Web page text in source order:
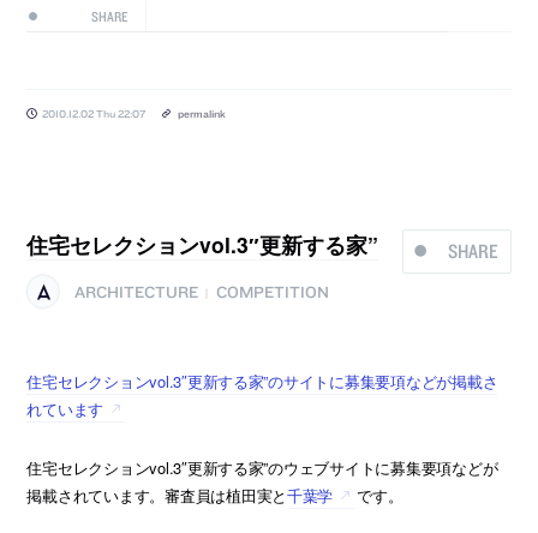
SHARE
2010.12.02 Thu 22:07 permalink
SHARE
住宅セレクションvol.3″更新する家”
ARCHITECTURE COMPETITION
住宅セレクションvol.3″更新する家”のサイトに募集要項などが掲載さ
れています
住宅セレクションvol.3″更新する家”のウェブサイトに募集要項などが
掲載されています。審査員は植田実と千葉学 です。